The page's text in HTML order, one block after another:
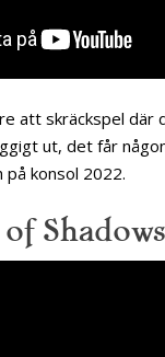
att skräckspel där
ut, det får
på konsol 2022.
Shadows